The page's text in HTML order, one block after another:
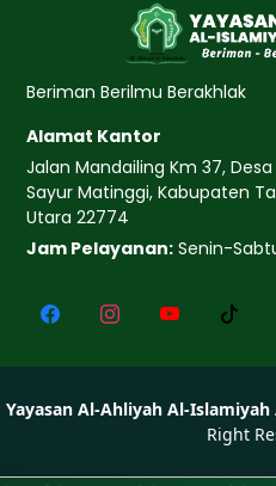
Beriman Berilmu Berakhlak
Alamat Kantor
Jalan Mandailing Km 37,
Sayur Matinggi, Kabupaten
Utara 22774
Jam Pelayanan: Senin-
Yayasan Al-Ahliyah Al-Islamiyah
Right